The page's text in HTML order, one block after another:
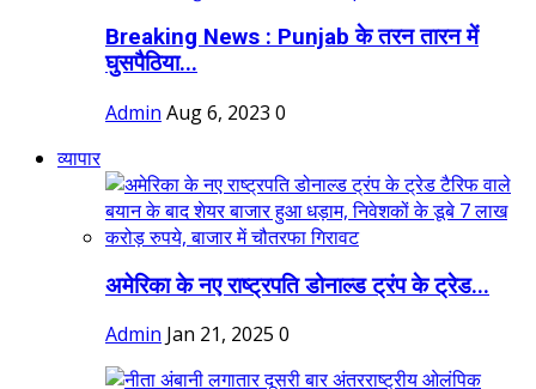
Breaking News : Punjab के तरन तारन में
घुसपैठिया...
Admin Aug 6, 2023 0
व्यापार
अमेरिका के नए राष्ट्रपति डोनाल्ड ट्रंप के ट्रेड...
Admin Jan 21, 2025 0